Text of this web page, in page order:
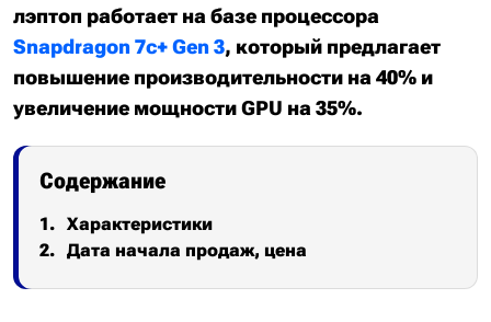
лэптоп работает на базе процессора
Snapdragon 7c+ Gen 3, который предлагает
повышение производительности на 40% и
увеличение мощности GPU на 35%.
Содержание
Характеристики
Дата начала продаж, цена